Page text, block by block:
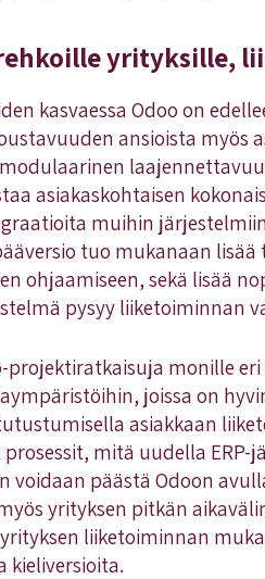
yrityksille,
kasvaessa Odoo on
ansioista myös
modulaarinen
asiakaskohtaisen
muihin
tuo mukanaan
ohjaamiseen, sekä lisää
pysyy liiketoiminnan
monille
joissa on
asiakkaan
mitä uudella
päästä Odoon
yrityksen pitkän
liiketoiminnan
kieliversioita.